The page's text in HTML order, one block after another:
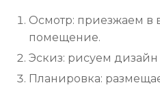
Осмотр: приезжаем в
помещение.
Эскиз: рисуем
Планировка: